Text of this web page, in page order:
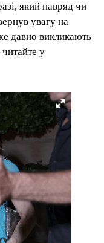
який навряд чи
увагу на
давно викликають
у